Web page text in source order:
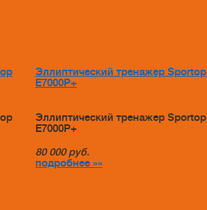
Эллиптический тренажер Sportop
E7000P+
Эллиптический тренажер Sportop
E7000P+
80 000 руб.
подробнее »»